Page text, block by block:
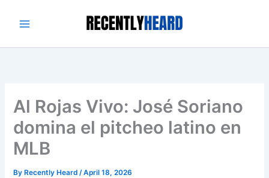
Al Rojas Vivo: José Soriano
domina el pitcheo latino en
MLB
By Recently Heard/April 18, 2026